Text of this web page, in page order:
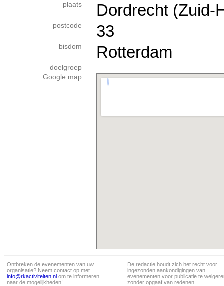
plaats Dordrecht (Zuid-
postcode 33
bisdom Rotterdam
doelgroep
Google map
Ontbreken de evenementen van uw
organisatie? Neem contact op met
info@rkactiviteiten.nl om te informeren
naar de mogelijkheden!
De redactie houdt zich het recht voor
ingezonden aankondigingen van
evenementen voor publicatie te
zonder opgaaf van redenen.